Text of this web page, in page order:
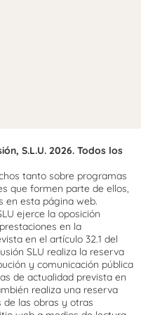
S.L.U. 2026. Todos los
tanto sobre programas
que formen parte de ellos,
en esta página web.
ejerce la oposición
en la
en el artículo 32.1 del
SLU realiza la reserva
y comunicación pública
de actualidad prevista en
realiza una reserva
de las obras y otras